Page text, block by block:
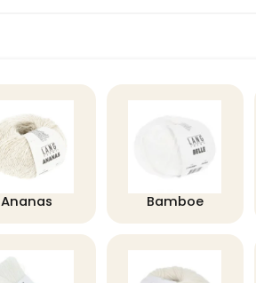
Ananas Bamboe